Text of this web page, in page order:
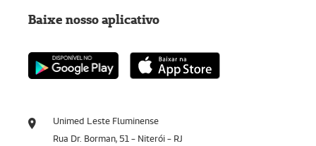
Unimed Leste Fluminense
Rua Dr. Borman, 51 - Niterói - RJ
Baixe nosso aplicativo